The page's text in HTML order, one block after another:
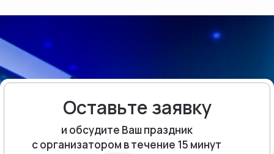
Оставьте заявку
и обсудите Ваш праздник
с организатором в течение 15 минут